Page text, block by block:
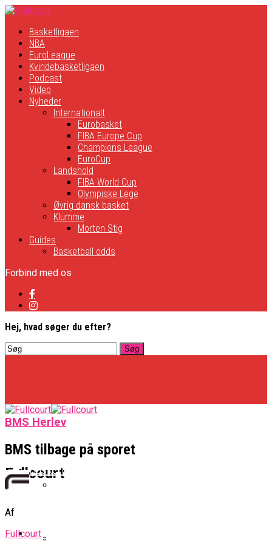
Basketligaen
NBA
EuroLeague
Kvindebasketligaen
Podcast
Video
Nyheder
Internationalt
Eurobasket
FIBA Europe Cup
Champions League
EuroCup
Landshold
FIBA World Cup
Olympiske Lege
Øvrig dansk basket
Klumme
Morten Stig
Guides
Basketball odds
Forbind med os
Hej, hvad søger du efter?
Fullcourt
Basketligaen
NBA
BMS Herlev
BMS tilbage på sporet
Af
Fullcourt